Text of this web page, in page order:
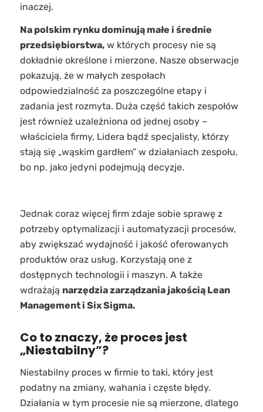
inaczej.
Na polskim rynku dominują małe i średnie
przedsiębiorstwa,w których procesy nie są
dokładnie określone i mierzone. Nasze obserwacje
pokazują, że w małych zespołach
odpowiedzialność za poszczególne etapy i
zadania jest rozmyta. Duża część takich zespołów
jest również uzależniona od jednej osoby –
właściciela firmy, Lidera bądź specjalisty, którzy
stają się „wąskim gardłem” w działaniach zespołu,
bo np. jako jedyni podejmują decyzje.
Jednak coraz więcej firm zdaje sobie sprawę z
potrzeby optymalizacji i automatyzacji procesów,
aby zwiększać wydajność i jakość oferowanych
produktów oraz usług. Korzystają one z
dostępnych technologii i maszyn. A także
wdrażają narzędzia zarządzania jakością Lean
Management i Six Sigma.
Co to znaczy, że proces jest
„Niestabilny”?
Niestabilny proces w firmie to taki, który jest
podatny na zmiany, wahania i częste błędy.
Działania w tym procesie nie są mierzone, dlatego